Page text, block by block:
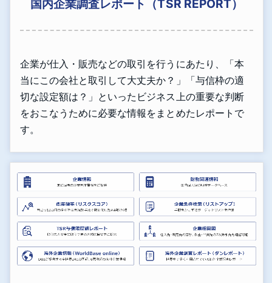
国内企業調査レポート（TSR REPORT）
企業が仕入・販売などの取引を行うにあたり、「本
当にこの会社と取引して大丈夫か？」「与信枠の適
切な設定額は？」といったビジネス上の重要な判断
をおこなうために必要な情報をまとめたレポートで
す。